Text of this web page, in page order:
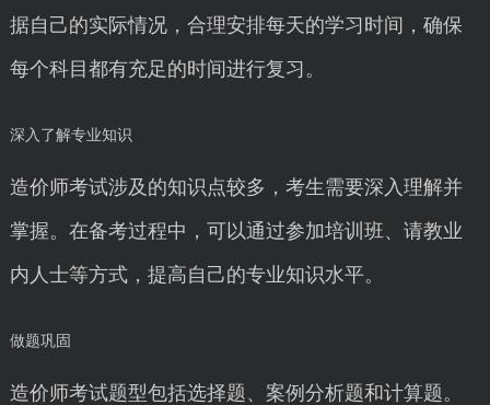
据自己的实际情况，合理安排每天的学习时间，确保
每个科目都有充足的时间进行复习。
深入了解专业知识
造价师考试涉及的知识点较多，考生需要深入理解并
掌握。在备考过程中，可以通过参加培训班、请教业
内人士等方式，提高自己的专业知识水平。
做题巩固
造价师考试题型包括选择题、案例分析题和计算题。